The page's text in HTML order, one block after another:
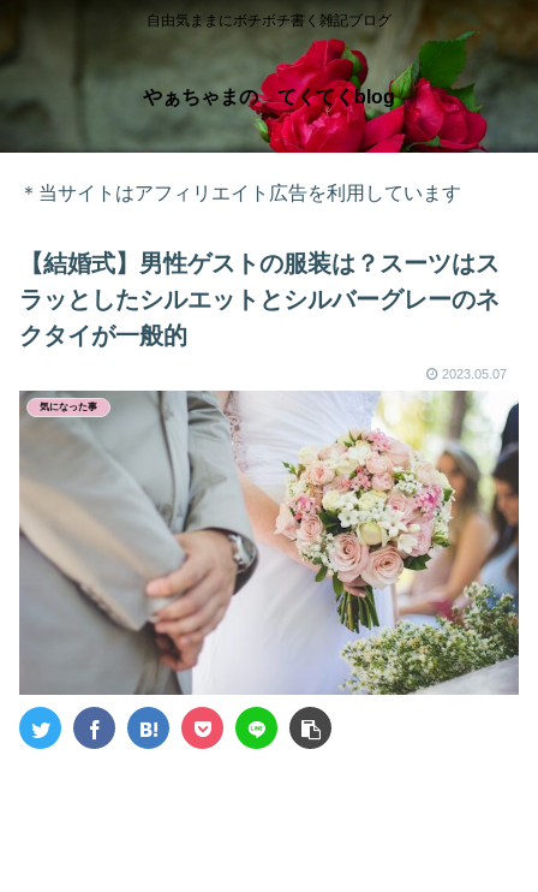
自由気ままにボチボチ書く雑記ブログ
やぁちゃまの てくてくblog
＊当サイトはアフィリエイト広告を利用しています
【結婚式】男性ゲストの服装は？スーツはス
ラッとしたシルエットとシルバーグレーのネ
クタイが一般的
2023.05.07
気になった事